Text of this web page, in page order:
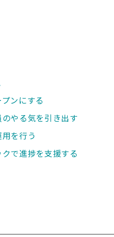
ンにする
やる気を引き出す
を行う
で進捗を支援する